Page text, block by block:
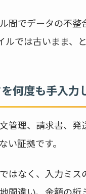
間でデータの不
では古いまま、
何度も手入力
管理、請求書、発
い証拠です。
はなく、入力ミス